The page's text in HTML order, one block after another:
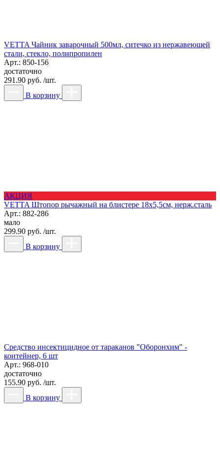
VETTA Чайник заварочный 500мл, ситечко из нержавеющей
стали, стекло, полипропилен
Арт.: 850-156
достаточно
291.90 руб. /шт.
В корзину
АКЦИЯ
VETTA Штопор рычажный на блистере 18х5,5см, нерж.сталь
Арт.: 882-286
мало
299.90 руб. /шт.
В корзину
Средство инсектицидное от тараканов "Оборонхим" -
контейнер, 6 шт
Арт.: 968-010
достаточно
155.90 руб. /шт.
В корзину